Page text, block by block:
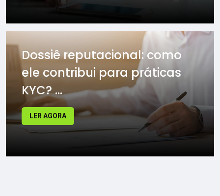
Dossiê reputacional: como
ele contribui para práticas
KYC? ...
LER AGORA